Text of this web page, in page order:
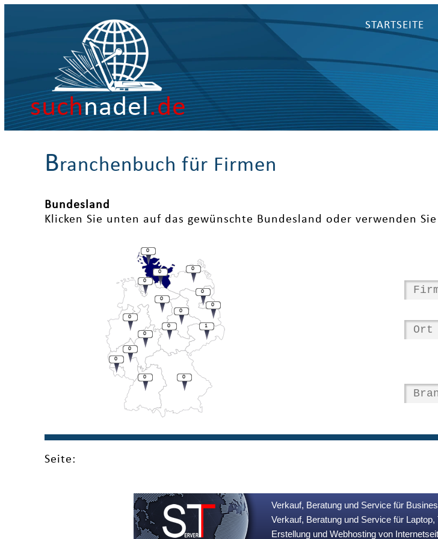
suchnadel.de
STARTSEITE
Branchenbuch für Firmen
Bundesland
Klicken Sie unten auf das gewünschte Bundesland oder verwenden
1
0
0
0
0
0
0
0
0
0
0
0
0
0
0
0
Seite:
Verkauf, Beratung und Service für
Verkauf, Beratung und Service für Laptop,
Erstellung und Webhosting von